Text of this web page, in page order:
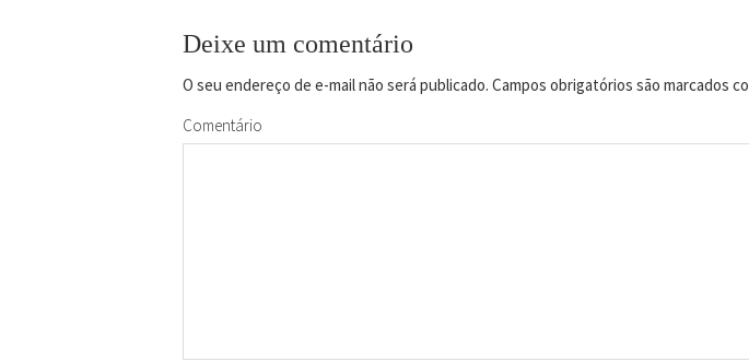
Deixe um comentário
O seu endereço de e-mail não será publicado. Campos obrigatórios são marcados
Comentário